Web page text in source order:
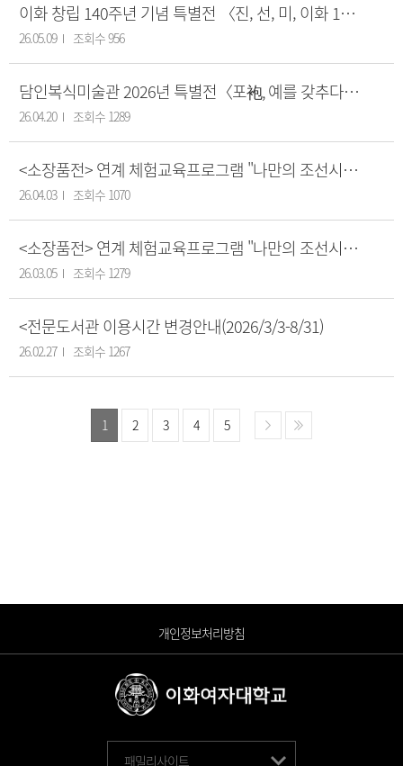
이화 창립 140주년 기념 특별전 〈진, 선, 미, 이화 140년 : 기억에서 미래로〉에 초대합니다!
26.05.09 조회수 956
담인복식미술관 2026년 특별전〈포袍, 예를 갖추다〉에 초대합니다!
26.04.20 조회수 1289
<소장품전> 연계 체험교육프로그램 "나만의 조선시대 백자 컬렉션 만들기" 안내
26.04.03 조회수 1070
<소장품전> 연계 체험교육프로그램 "나만의 조선시대 백자 컬렉션 만들기" 안내
26.03.05 조회수 1279
<전문도서관 이용시간 변경안내(2026/3/3-8/31)
26.02.27 조회수 1267
1 2 3 4 5
개인정보처리방침
패밀리사이트